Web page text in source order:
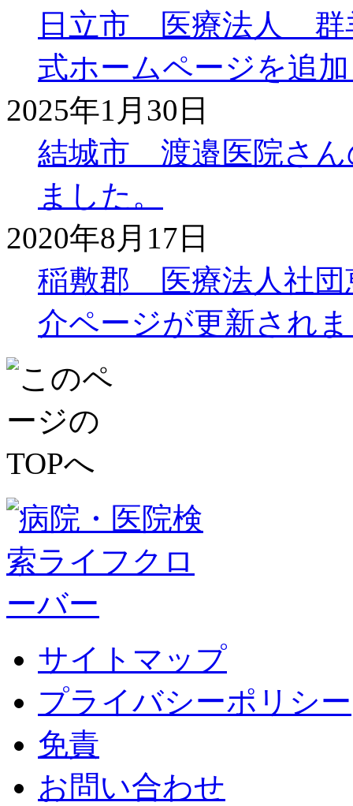
日立市 医療法人 群
式ホームページを追
2025年1月30日
結城市 渡邉医院さん
ました。
2020年8月17日
稲敷郡 医療法人社
介ページが更新され
サイトマップ
プライバシーポリシー
免責
お問い合わせ